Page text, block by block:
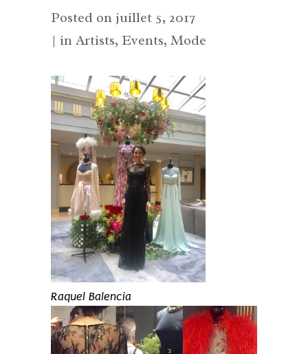
Posted on juillet 5, 2017
in Artists, Events, Mode
Raquel Balencia